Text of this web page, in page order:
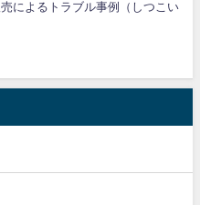
によるトラブル事例（しつこい